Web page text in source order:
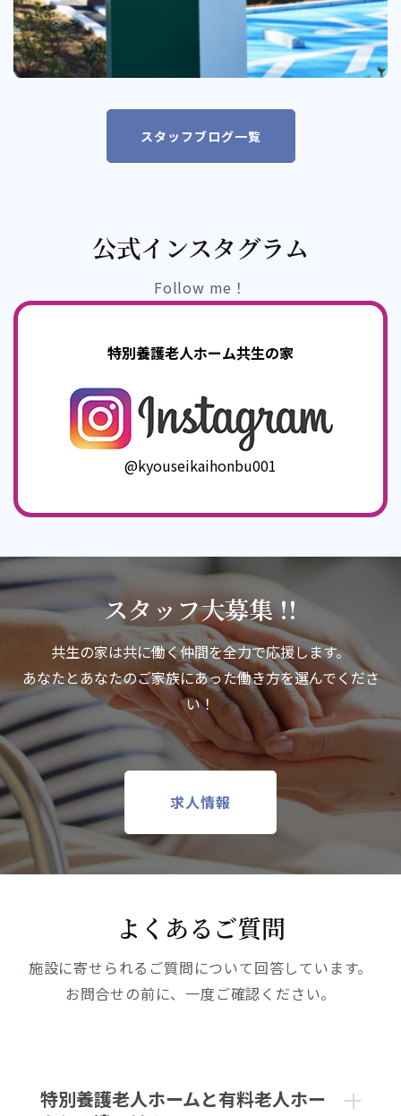
スタッフブログ一覧
公式インスタグラム
Follow me！
特別養護老人ホーム共生の家
@kyouseikaihonbu001
スタッフ大募集 !!
共生の家は共に働く仲間を全力で応援します。
あなたとあなたのご家族にあった働き方を選んでくださ
い！
求人情報
よくあるご質問
施設に寄せられるご質問について回答しています。
お問合せの前に、一度ご確認ください。
特別養護老人ホームと有料老人ホー